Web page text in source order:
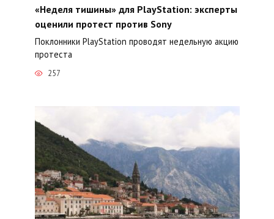
«Неделя тишины» для PlayStation: эксперты
оценили протест против Sony
Поклонники PlayStation проводят недельную акцию
протеста
257